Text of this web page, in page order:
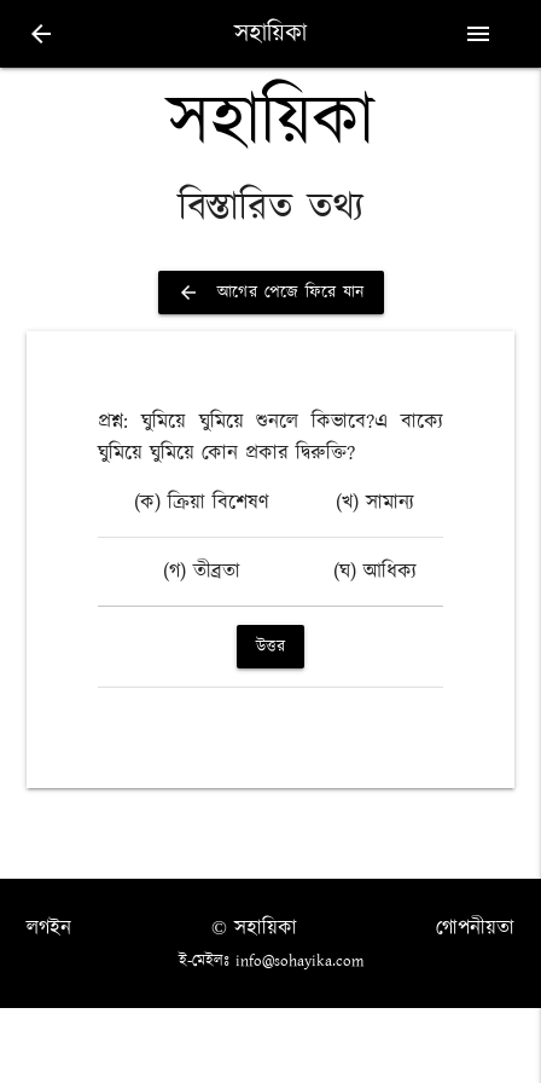
arrow_back সহায়িকা menu
সহায়িকা
বিস্তারিত তথ্য
arrow_back আগের পেজে ফিরে যান
প্রশ্ন: ঘুমিয়ে ঘুমিয়ে শুনলে কিভাবে?এ বাক্যে
ঘুমিয়ে ঘুমিয়ে কোন প্রকার দ্বিরুক্তি?
(ক) ক্রিয়া বিশেষণ
(খ) সামান্য
(গ) তীব্রতা (ঘ) আধিক্য
উত্তর
লগইন গোপনীয়তা
© সহায়িকা
ই-মেইলঃ info@sohayika.com